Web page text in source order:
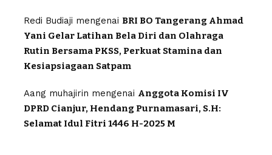
Redi Budiaji mengenai BRI BO Tangerang Ahmad
Yani Gelar Latihan Bela Diri dan Olahraga
Rutin Bersama PKSS, Perkuat Stamina dan
Kesiapsiagaan Satpam
Aang muhajirin mengenai Anggota Komisi IV
DPRD Cianjur, Hendang Purnamasari, S.H:
Selamat Idul Fitri 1446 H-2025 M